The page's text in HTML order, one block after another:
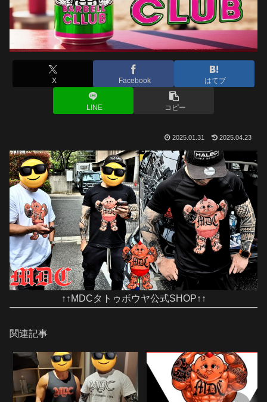
X Facebook はてブ
LINE コピー
2025.01.31 2025.04.23
↑↑MDCタトゥボウヤ公式SHOP↑↑
関連記事